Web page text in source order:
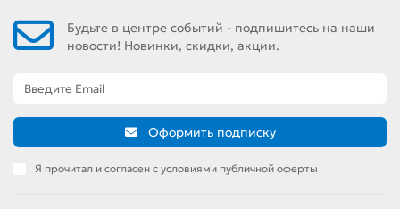
Будьте в центре событий - подпишитесь на наши
новости! Новинки, скидки, акции.
Оформить подписку
Я прочитал и согласен с условиями публичной оферты